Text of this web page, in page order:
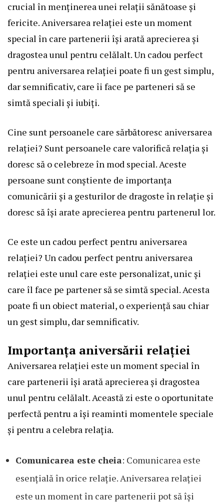
crucial în menținerea unei relații sănătoase și
fericite. Aniversarea relației este un moment
special în care partenerii își arată aprecierea și
dragostea unul pentru celălalt. Un cadou perfect
pentru aniversarea relației poate fi un gest simplu,
dar semnificativ, care îi face pe parteneri să se
simtă speciali și iubiți.
Cine sunt persoanele care sărbătoresc aniversarea
relației? Sunt persoanele care valorifică relația și
doresc să o celebreze în mod special. Aceste
persoane sunt conștiente de importanța
comunicării și a gesturilor de dragoste în relație și
doresc să își arate aprecierea pentru partenerul lor.
Ce este un cadou perfect pentru aniversarea
relației? Un cadou perfect pentru aniversarea
relației este unul care este personalizat, unic și
care îl face pe partener să se simtă special. Acesta
poate fi un obiect material, o experiență sau chiar
un gest simplu, dar semnificativ.
Importanța aniversării relației
Aniversarea relației este un moment special în
care partenerii își arată aprecierea și dragostea
unul pentru celălalt. Această zi este o oportunitate
perfectă pentru a își reaminti momentele speciale
și pentru a celebra relația.
Comunicarea este cheia: Comunicarea este
esențială în orice relație. Aniversarea relației
este un moment în care partenerii pot să își